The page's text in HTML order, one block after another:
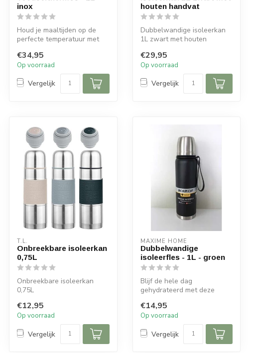
inox
Houd je maaltijden op de
perfecte temperatuur met
voedselther...
€34,95
Op voorraad
Vergelijk
houten handvat
Dubbelwandige isoleerkan
1L zwart met houten
€29,95
Op voorraad
Vergelijk
T.L.
Onbreekbare isoleerkan
0,75L
Onbreekbare isoleerkan
0,75L
€12,95
Op voorraad
Vergelijk
MAXIME HOME
Dubbelwandige
isoleerfles - 1L - groen
Blijf de hele dag
gehydrateerd met deze
fles van 1L. Hou...
€14,95
Op voorraad
Vergelijk